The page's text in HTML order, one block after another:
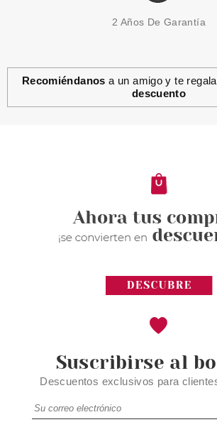
2 Años De Garantía
Recomiéndanos a un amigo y te
descuento
Suscribirse al
Descuentos exclusivos para